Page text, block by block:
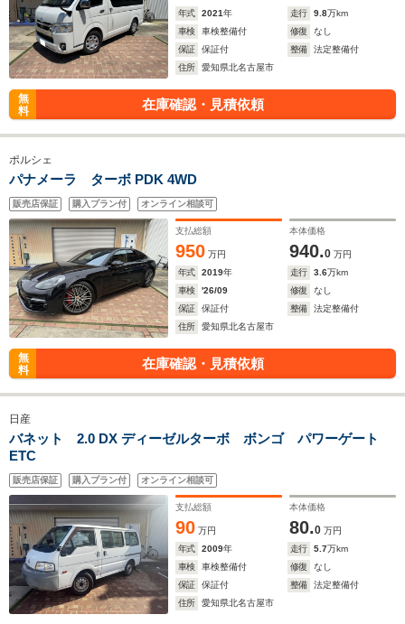
年式
2021年 走行 9.8万km
車検
車検整備付 修復
なし
保証
保証付 整備
法定整備付
住所
愛知県北名古屋市
無
料
在庫確認・見積依頼
ポルシェ
パナメーラ ターボ PDK 4WD
販売店保証 購入プラン付 オンライン相談可
支払総額
950 万円
本体価格
940.0 万円
年式
2019年 走行 3.6万km
車検
'26/09 修復
なし
保証
保証付 整備
法定整備付
住所
愛知県北名古屋市
無
料
在庫確認・見積依頼
日産
バネット 2.0 DX ディーゼルターボ ボンゴ パワーゲート
ETC
販売店保証 購入プラン付 オンライン相談可
支払総額
90 万円
本体価格
80.0 万円
年式
2009年 走行 5.7万km
車検
車検整備付 修復
なし
保証
保証付 整備
法定整備付
住所
愛知県北名古屋市